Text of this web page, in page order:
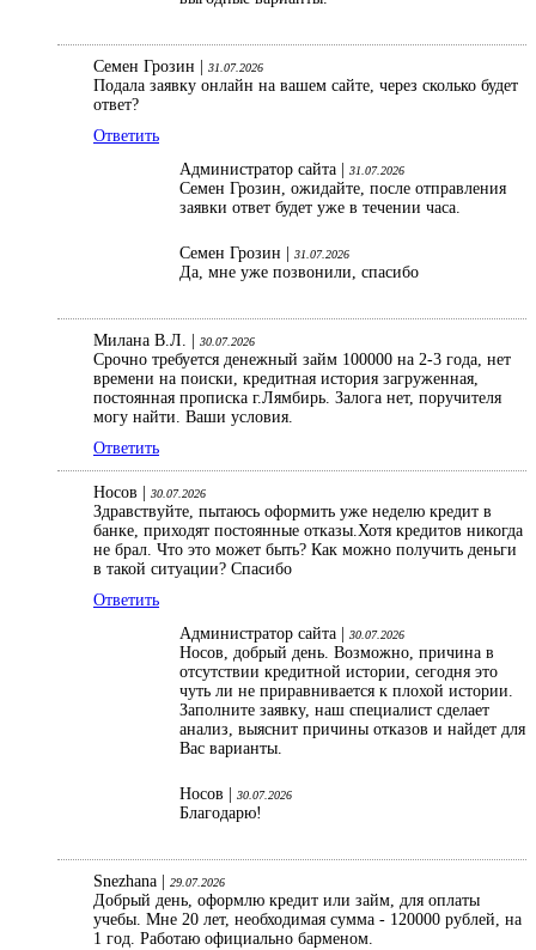
Семен Грозин | 31.07.2026
Подала заявку онлайн на вашем сайте, через сколько будет
ответ?
Ответить
Администратор сайта |
31.07.2026
Семен Грозин, ожидайте, после отправления
заявки ответ будет уже в течении часа.
Семен Грозин | 31.07.2026
Да, мне уже позвонили, спасибо
Милана В.Л. | 30.07.2026
Срочно требуется денежный займ 100000 на 2-3 года, нет
времени на поиски, кредитная история загруженная,
постоянная прописка г.Лямбирь. Залога нет, поручителя
могу найти. Ваши условия.
Ответить
Носов | 30.07.2026
Здравствуйте, пытаюсь оформить уже неделю кредит в
банке, приходят постоянные отказы.Хотя кредитов никогда
не брал. Что это может быть? Как можно получить деньги
в такой ситуации? Спасибо
Ответить
Администратор сайта |
30.07.2026
Носов, добрый день. Возможно, причина в
отсутствии кредитной истории, сегодня это
чуть ли не приравнивается к плохой истории.
Заполните заявку, наш специалист сделает
анализ, выяснит причины отказов и найдет для
Вас варианты.
Носов | 30.07.2026
Благодарю!
Snezhana | 29.07.2026
Добрый день, оформлю кредит или займ, для оплаты
учебы. Мне 20 лет, необходимая сумма - 120000 рублей, на
1 год. Работаю официально барменом.